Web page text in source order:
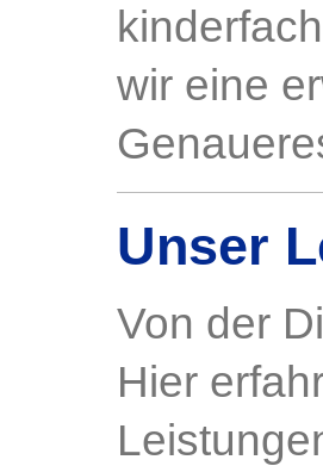
kinderfach
wir eine
Unser
Von der
Hier